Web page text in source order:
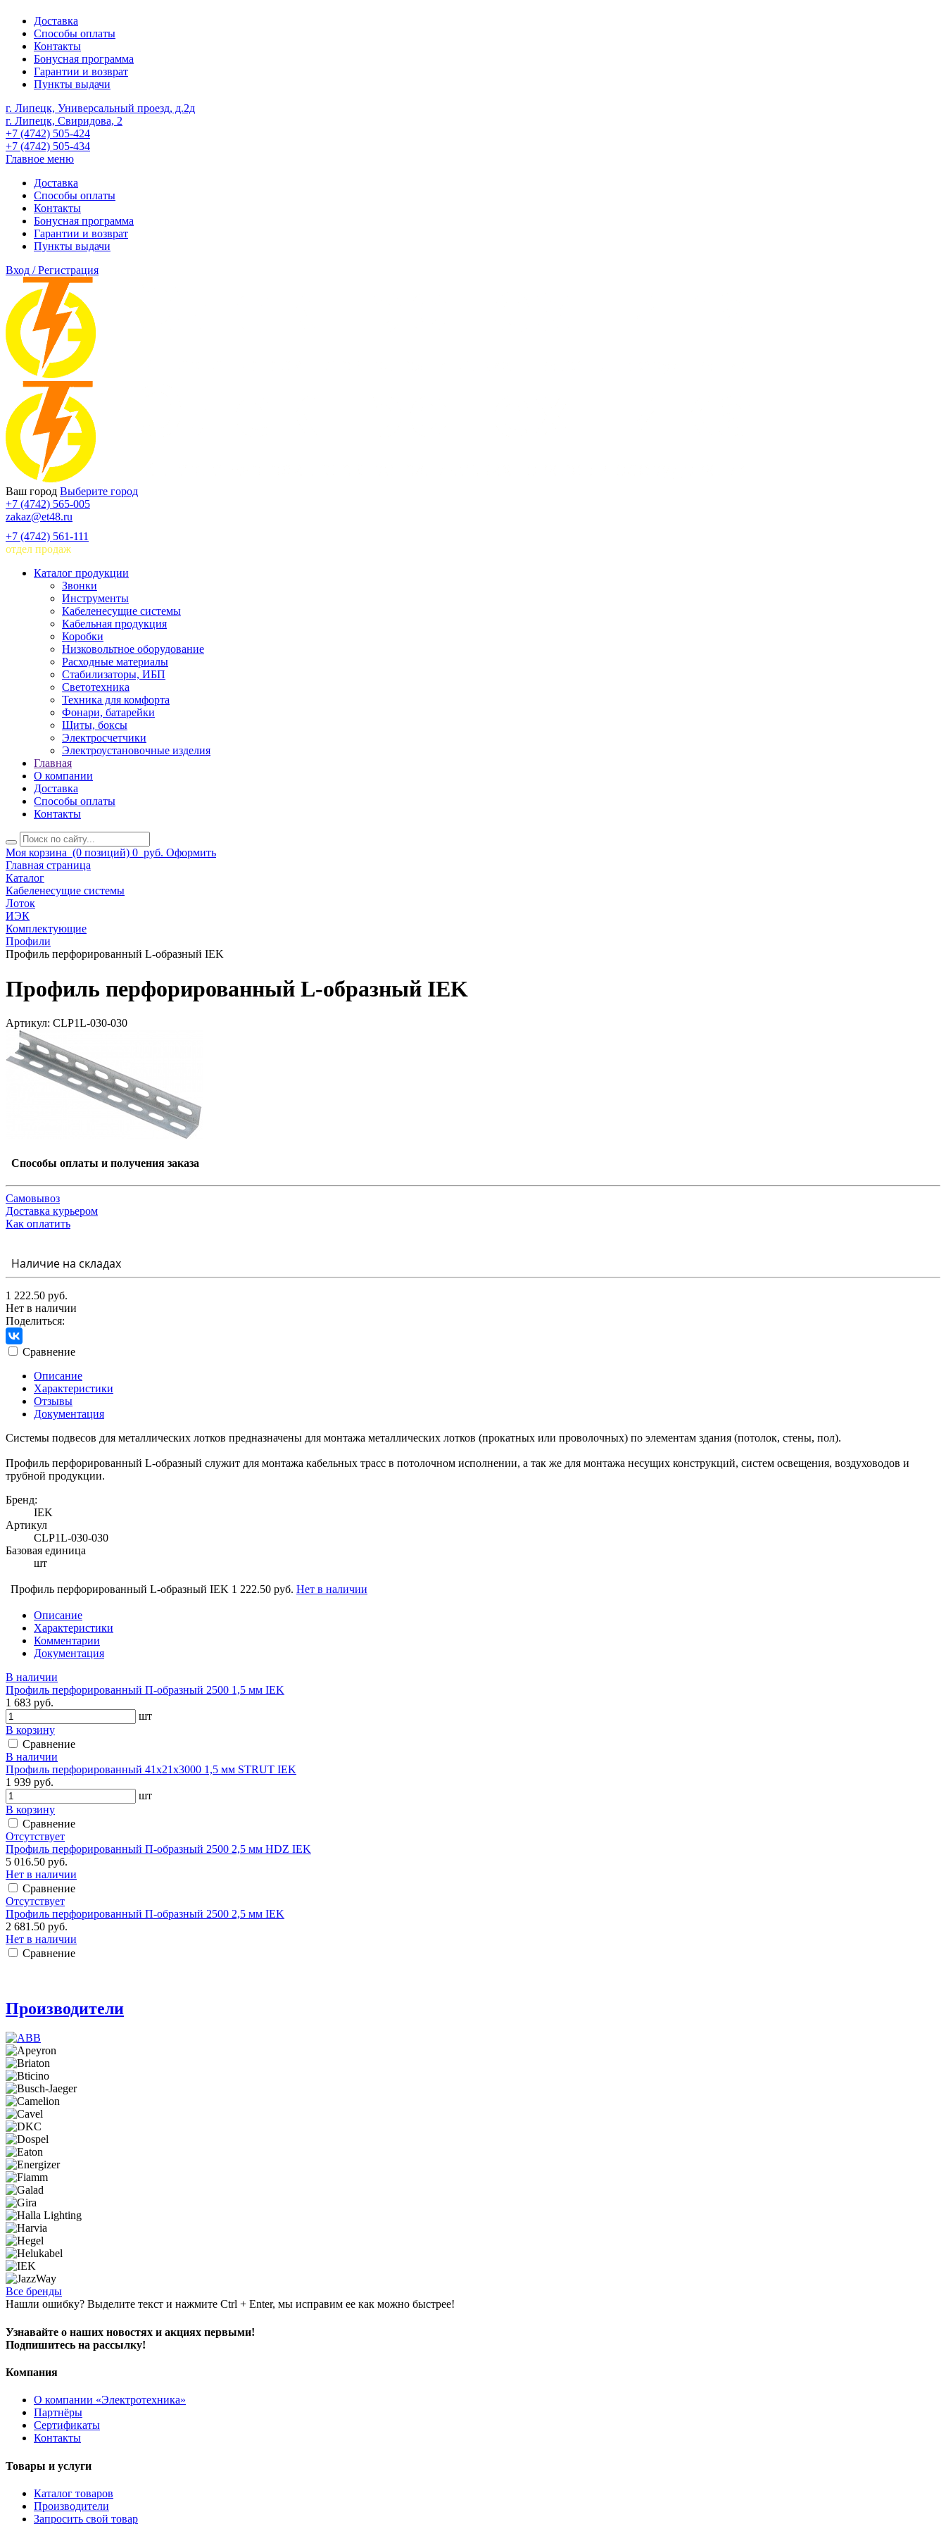
Доставка
Способы оплаты
Контакты
Бонусная программа
Гарантии и возврат
Пункты выдачи
г. Липецк, Универсальный проезд, д.2д
г. Липецк, Свиридова, 2
+7 (4742) 505-424
+7 (4742) 505-434
Главное меню
Доставка
Способы оплаты
Контакты
Бонусная программа
Гарантии и возврат
Пункты выдачи
Вход / Регистрация
Ваш город Выберите город
+7 (4742) 565-005
zakaz@et48.ru
+7 (4742) 561-111
отдел продаж
Каталог продукции
Звонки
Инструменты
Кабеленесущие системы
Кабельная продукция
Коробки
Низковольтное оборудование
Расходные материалы
Стабилизаторы, ИБП
Светотехника
Техника для комфорта
Фонари, батарейки
Щиты, боксы
Электросчетчики
Электроустановочные изделия
Главная
О компании
Доставка
Способы оплаты
Контакты
Моя корзина (0 позиций) 0 руб. Оформить
Главная страница
Каталог
Кабеленесущие системы
Лоток
ИЭК
Комплектующие
Профили
Профиль перфорированный L-образный IEK
Профиль перфорированный L-образный IEK
Артикул: CLP1L-030-030
Способы оплаты и получения заказа
Самовывоз
Доставка курьером
Как оплатить
Наличие на складах
1 222.50 руб.
Нет в наличии
Поделиться:
Сравнение
Описание
Характеристики
Отзывы
Документация
Системы подвесов для металлических лотков предназначены для монтажа металлических лотков (прокатных или проволочных) по элементам здания (потолок, стены, пол).
Профиль перфорированный L-образный служит для монтажа кабельных трасс в потолочном исполнении, а так же для монтажа несущих конструкций, систем освещения, воздуховодов и
трубной продукции.
Бренд:
IEK
Артикул
CLP1L-030-030
Базовая единица
шт
Профиль перфорированный L-образный IEK 1 222.50 руб. Нет в наличии
Описание
Характеристики
Комментарии
Документация
В наличии
Профиль перфорированный П-образный 2500 1,5 мм IEK
1 683 руб.
шт
В корзину
Сравнение
В наличии
Профиль перфорированный 41х21х3000 1,5 мм STRUT IEK
1 939 руб.
шт
В корзину
Сравнение
Отсутствует
Профиль перфорированный П-образный 2500 2,5 мм HDZ IEK
5 016.50 руб.
Нет в наличии
Сравнение
Отсутствует
Профиль перфорированный П-образный 2500 2,5 мм IEK
2 681.50 руб.
Нет в наличии
Сравнение
Производители
Все бренды
Нашли ошибку? Выделите текст и нажмите Ctrl + Enter, мы исправим ее как можно быстрее!
Узнавайте о наших новостях и акциях первыми!
Подпишитесь на рассылку!
Компания
О компании «Электротехника»
Партнёры
Сертификаты
Контакты
Товары и услуги
Каталог товаров
Производители
Запросить свой товар